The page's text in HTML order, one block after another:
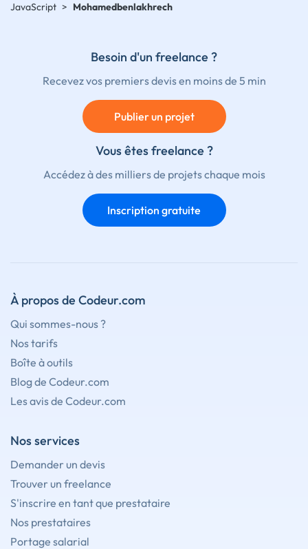
JavaScript > Mohamedbenlakhrech
Besoin d'un freelance ?
Recevez vos premiers devis en moins de 5 min
Publier un projet
Vous êtes freelance ?
Accédez à des milliers de projets chaque mois
Inscription gratuite
À propos de Codeur.com
Qui sommes-nous ?
Nos tarifs
Boîte à outils
Blog de Codeur.com
Les avis de Codeur.com
Nos services
Demander un devis
Trouver un freelance
S'inscrire en tant que prestataire
Nos prestataires
Portage salarial